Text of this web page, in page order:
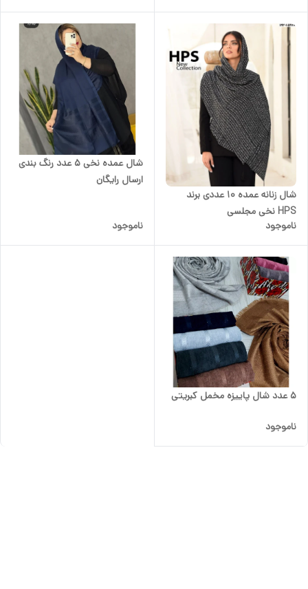
شال زنانه عمده 10 عددی برند
HPS نخی مجلسی
ناموجود
شال عمده نخی 5 عدد رنگ بندی
ارسال رایگان
ناموجود
5 عدد شال پاییزه مخمل کبریتی
ناموجود